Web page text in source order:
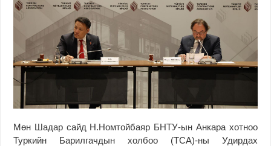
Мөн Шадар сайд Н.Номтойбаяр БНТУ-ын Анкара хотноо
Туркийн Барилгачдын холбоо (TCA)-ны Удирдах